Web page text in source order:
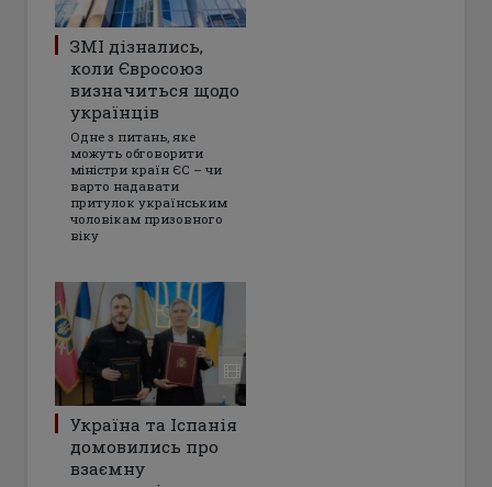
ЗМІ дізнались,
коли Євросоюз
визначиться щодо
українців
Одне з питань, яке
можуть обговорити
міністри країн ЄС – чи
варто надавати
притулок українським
чоловікам призовного
віку
Україна та Іспанія
домовились про
взаємну